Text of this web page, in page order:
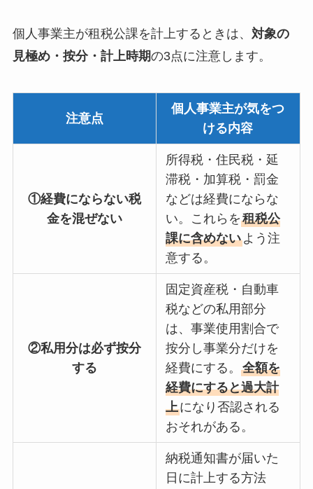
個人事業主が租税公課を計上するときは、 対象の
見極め・按分・計上時期の3点に注意します。
注意点
個人事業主が気をつ
ける内容
①経費にならない税
金を混ぜない
所得税・住民税・延
滞税・加算税・罰金
などは経費にならな
い。これらを租税公
課に含めないよう注
意する。
②私用分は必ず按分
する
固定資産税・自動車
税などの私用部分
は、事業使用割合で
按分し事業分だけを
経費にする。全額を
経費にすると過大計
上になり否認される
おそれがある。
納税通知書が届いた
日に計上する方法